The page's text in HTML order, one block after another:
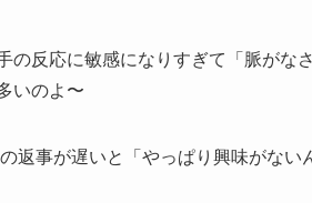
の反応に敏感になりすぎて「脈がな
いのよ〜
返事が遅いと「やっぱり興味がない